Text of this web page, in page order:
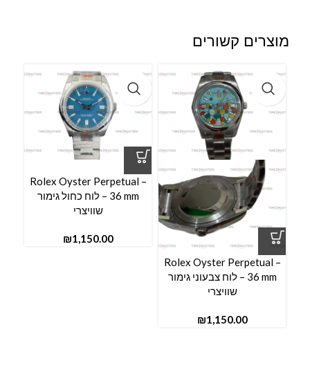
מוצרים קשורים
Rolex Oyster Perpetual –
36 mm – לוח צבעוני גימור
שוויצרי
₪
Rolex Oyster Perpetual –
36 mm – לוח כחול גימור
שוויצרי
₪